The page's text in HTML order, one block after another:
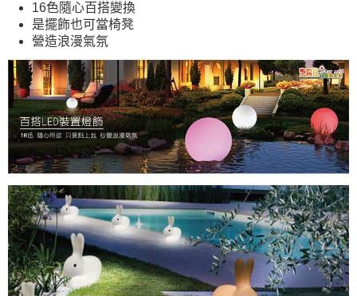
【免運費】
免運費
16色隨心百搭變換
是擺飾也可當椅凳
營造浪漫氣氛